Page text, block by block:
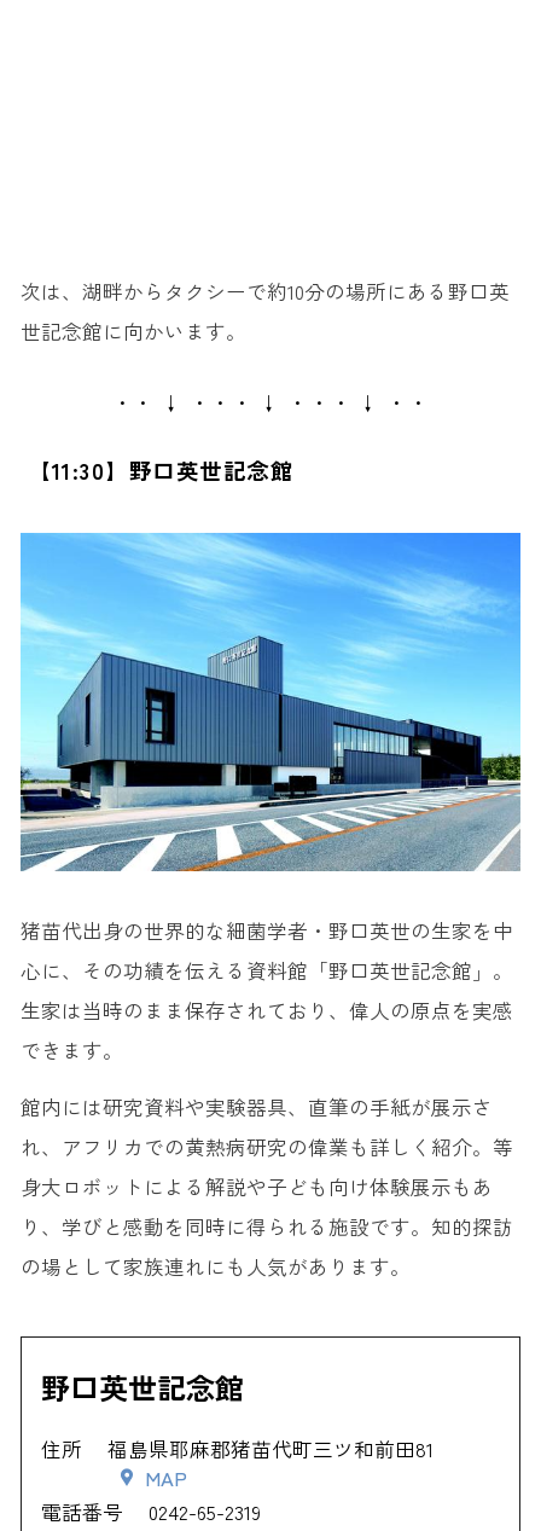
次は、湖畔からタクシーで約10分の場所にある野口英
世記念館に向かいます。
・・ ↓ ・・・ ↓ ・・・ ↓ ・・
【11:30】野口英世記念館
猪苗代出身の世界的な細菌学者・野口英世の生家を中
心に、その功績を伝える資料館「野口英世記念館」。
生家は当時のまま保存されており、偉人の原点を実感
できます。
館内には研究資料や実験器具、直筆の手紙が展示さ
れ、アフリカでの黄熱病研究の偉業も詳しく紹介。等
身大ロボットによる解説や子ども向け体験展示もあ
り、学びと感動を同時に得られる施設です。知的探訪
の場として家族連れにも人気があります。
野口英世記念館
住所
福島県耶麻郡猪苗代町三ツ和前田81
MAP
電話番号
0242-65-2319